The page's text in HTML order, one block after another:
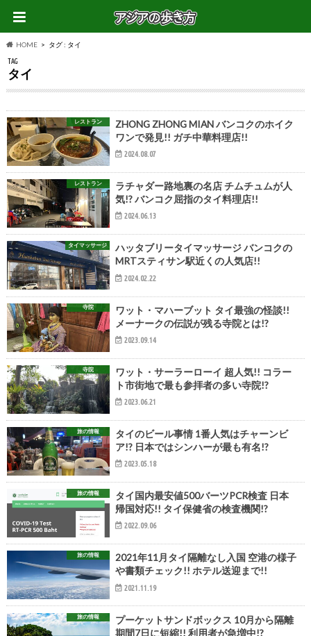
HOME タグ : タイ
TAG
タイ
レストラン
ZHONG ZHONG MIAN バンコクのホイク
ワンで発見!! ガチ中華料理店!!
2024.08.07
レストラン
ラチャダー路地裏の名店 チムチュムが人
気!? バンコク屈指のタイ料理店!!
2024.06.13
タイマッサージ
ハッタブリータイマッサージ バンコクの
MRTスティサン駅近くの人気店!!
2024.02.22
寺院
ワット・マハーブット タイ最強の怪談!!
メーナークの伝説が残る寺院とは!?
2023.09.14
寺院
ワット・サーラーローイ 超人気!! コラー
ト市街地で最も参拝者の多い寺院!?
2023.06.21
旅の情報
タイのビール事情 1番人気はチャーンビ
ア!? 日本ではシンハーが最も有名!?
2023.05.18
旅の情報
タイ国内最安値500バーツPCR検査 日本
帰国対応!! タイ保健省の検査機関!?
2022.09.06
旅の情報
2021年11月タイ隔離なし入国 空港の様子
や書類チェック!! ホテル送迎まで!!
2021.11.19
旅の情報
プーケットサンドボックス 10月から隔離
期間7日に短縮!! 利用者が急増中!?